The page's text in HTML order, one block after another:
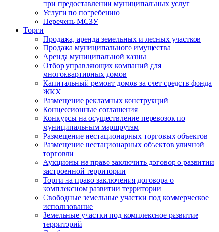
при предоставлении муниципальных услуг
Услуги по погребению
Перечень МСЗУ
Торги
Продажа, аренда земельных и лесных участков
Продажа муниципального имущества
Аренда муниципальной казны
Отбор управляющих компаний для
многоквартирных домов
Капитальный ремонт домов за счет средств фонда
ЖКХ
Размещение рекламных конструкций
Концессионные соглашения
Конкурсы на осуществление перевозок по
муниципальным маршрутам
Размещение нестационарных торговых объектов
Размещение нестационарных объектов уличной
торговли
Аукционы на право заключить договор о развитии
застроенной территории
Торги на право заключения договора о
комплексном развитии территории
Свободные земельные участки под коммерческое
использование
Земельные участки под комплексное развитие
территорий